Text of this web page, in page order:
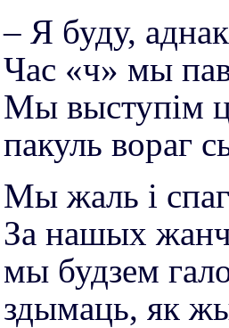
– Я буду,
Час «ч» мы
Мы выступім
пакуль вораг
Мы жаль і
За нашых
мы будзем
здымаць, як